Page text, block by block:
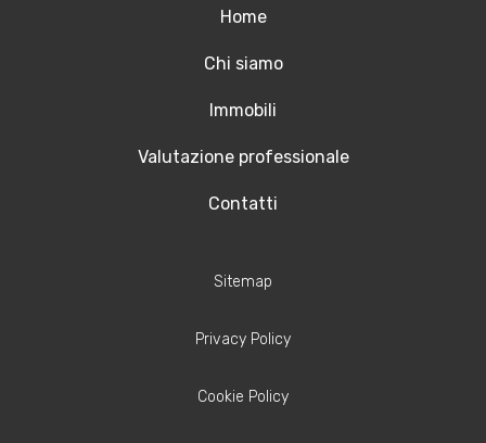
Home
Chi siamo
Immobili
Valutazione professionale
Contatti
Sitemap
Privacy Policy
Cookie Policy